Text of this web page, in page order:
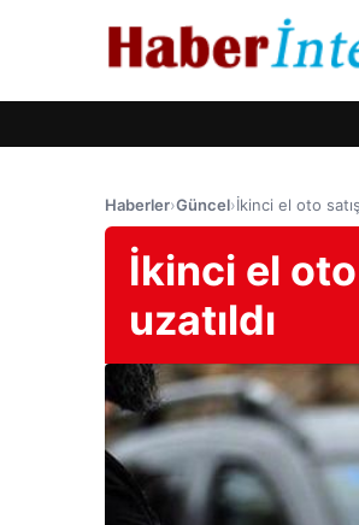
Haberler›Güncel›İkinci el oto
İkinci el
uzatıldı